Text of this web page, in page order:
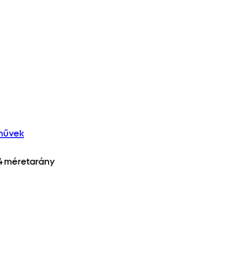
méretarány